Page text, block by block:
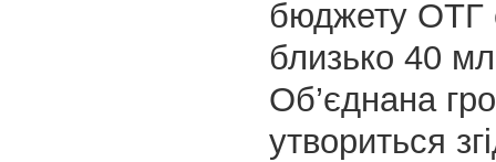
бюджету ОТГ
близько 40
Об’єднана
утвориться